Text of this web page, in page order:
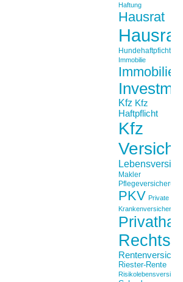
Haftung
Hausrat
Hundehaftpficht
Immobilie
Kfz Kfz
Haftpflicht
Kfz
Makler
Pflegeversicherung
PKV Private
Krankenversicherung
Riester-Rente